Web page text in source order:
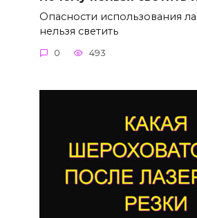
Опасности использования
нельзя светить
0 493